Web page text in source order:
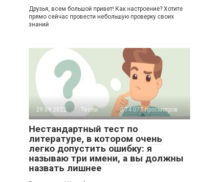
Друзья, всем большой привет! Как настроение? Хотите
прямо сейчас провести небольшую проверку своих
знаний
29.09.2022 Тесты 74 077 просмотров
Нестандартный тест по
литературе, в котором очень
легко допустить ошибку: я
называю три имени, а вы должны
назвать лишнее